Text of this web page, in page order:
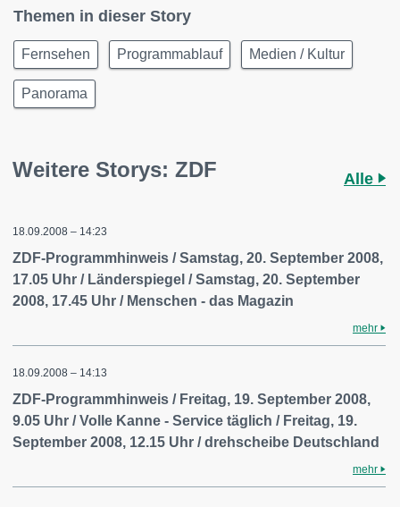
Themen in dieser Story
Fernsehen Programmablauf Medien / Kultur
Panorama
Weitere Storys: ZDF Alle
18.09.2008 – 14:23
ZDF-Programmhinweis / Samstag, 20. September 2008,
17.05 Uhr / Länderspiegel / Samstag, 20. September
2008, 17.45 Uhr / Menschen - das Magazin
mehr
18.09.2008 – 14:13
ZDF-Programmhinweis / Freitag, 19. September 2008,
9.05 Uhr / Volle Kanne - Service täglich / Freitag, 19.
September 2008, 12.15 Uhr / drehscheibe Deutschland
mehr